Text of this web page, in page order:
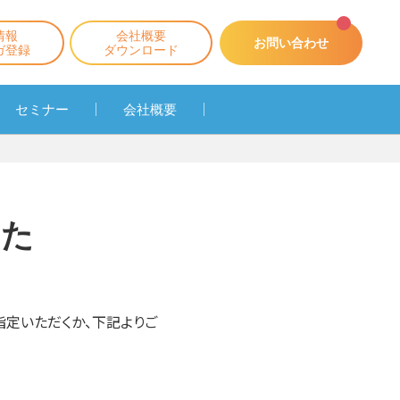
報
登録
会社概要
ダウンロード
お問い合わせ
セミナー 会社概要
いただくか、下記よりご